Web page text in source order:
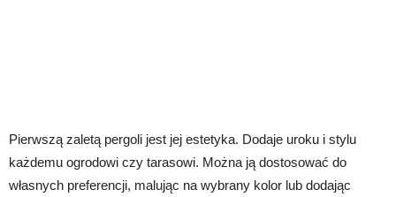
Pierwszą zaletą pergoli jest jej estetyka. Dodaje uroku i stylu
każdemu ogrodowi czy tarasowi. Można ją dostosować do
własnych preferencji, malując na wybrany kolor lub dodając